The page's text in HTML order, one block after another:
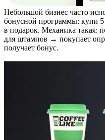
Небольшой бизнес часто
бонусной программы: купи
в подарок. Механика такая:
для штампов → покупает
получает бонус.